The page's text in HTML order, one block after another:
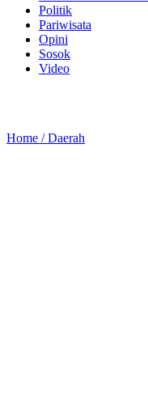
Politik
Pariwisata
Opini
Sosok
Video
Home /Daerah